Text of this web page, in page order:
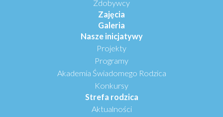
Zdobywcy
Zajęcia
Galeria
Nasze inicjatywy
Projekty
Programy
Akademia Świadomego Rodzica
Konkursy
Strefa rodzica
Aktualności